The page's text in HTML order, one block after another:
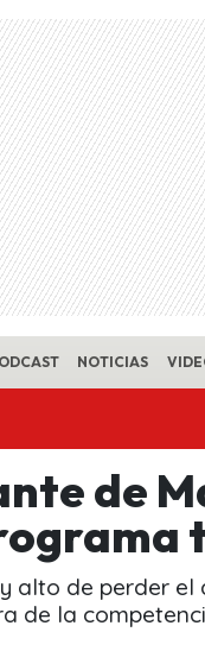
NOTICIAS
de
alto de perder
de la